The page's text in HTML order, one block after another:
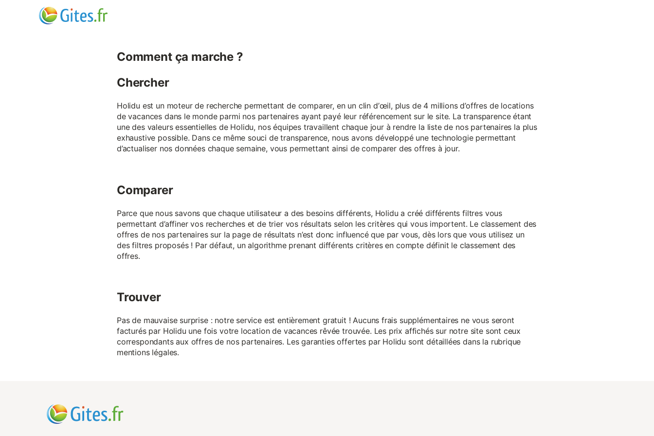
Comment ça marche ?
Chercher
Holidu est un moteur de recherche permettant de comparer, en un clin d’œil, plus de 4 millions d’offres de locations
de vacances dans le monde parmi nos partenaires ayant payé leur référencement sur le site. La transparence étant
une des valeurs essentielles de Holidu, nos équipes travaillent chaque jour à rendre la liste de nos partenaires la plus
exhaustive possible. Dans ce même souci de transparence, nous avons développé une technologie permettant
d’actualiser nos données chaque semaine, vous permettant ainsi de comparer des offres à jour.
Comparer
Parce que nous savons que chaque utilisateur a des besoins différents, Holidu a créé différents filtres vous
permettant d’affiner vos recherches et de trier vos résultats selon les critères qui vous importent. Le classement des
offres de nos partenaires sur la page de résultats n’est donc influencé que par vous, dès lors que vous utilisez un
des filtres proposés ! Par défaut, un algorithme prenant différents critères en compte définit le classement des
offres.
Trouver
Pas de mauvaise surprise : notre service est entièrement gratuit ! Aucuns frais supplémentaires ne vous seront
facturés par Holidu une fois votre location de vacances rêvée trouvée. Les prix affichés sur notre site sont ceux
correspondants aux offres de nos partenaires. Les garanties offertes par Holidu sont détaillées dans la rubrique
mentions légales.